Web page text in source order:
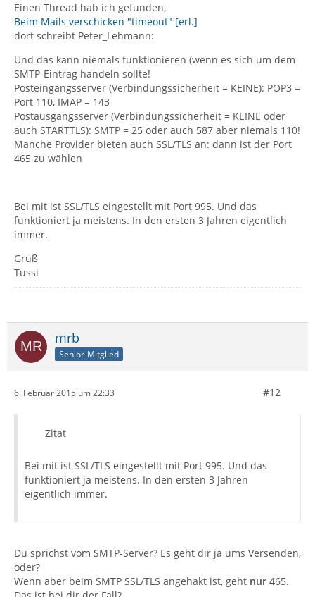
Einen Thread hab ich gefunden,
Beim Mails verschicken "timeout" [erl.]
dort schreibt Peter_Lehmann:
Und das kann niemals funktionieren (wenn es sich um dem
SMTP-Eintrag handeln sollte!
Posteingangsserver (Verbindungssicherheit = KEINE): POP3 =
Port 110, IMAP = 143
Postausgangsserver (Verbindungssicherheit = KEINE oder
auch STARTTLS): SMTP = 25 oder auch 587 aber niemals 110!
Manche Provider bieten auch SSL/TLS an: dann ist der Port
465 zu wählen
Bei mit ist SSL/TLS eingestellt mit Port 995. Und das
funktioniert ja meistens. In den ersten 3 Jahren eigentlich
immer.
Gruß
Tussi
mrb
Senior-Mitglied
6. Februar 2015 um 22:33 #12
Zitat
Bei mit ist SSL/TLS eingestellt mit Port 995. Und das
funktioniert ja meistens. In den ersten 3 Jahren
eigentlich immer.
Du sprichst vom SMTP-Server? Es geht dir ja ums Versenden,
oder?
Wenn aber beim SMTP SSL/TLS angehakt ist, geht nur 465.